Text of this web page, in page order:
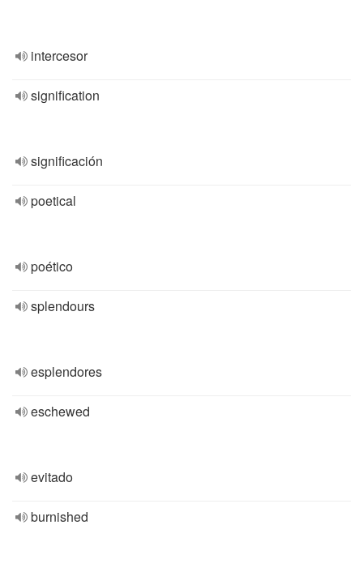
intercesor
signification
significación
poetical
poético
splendours
esplendores
eschewed
evitado
burnished